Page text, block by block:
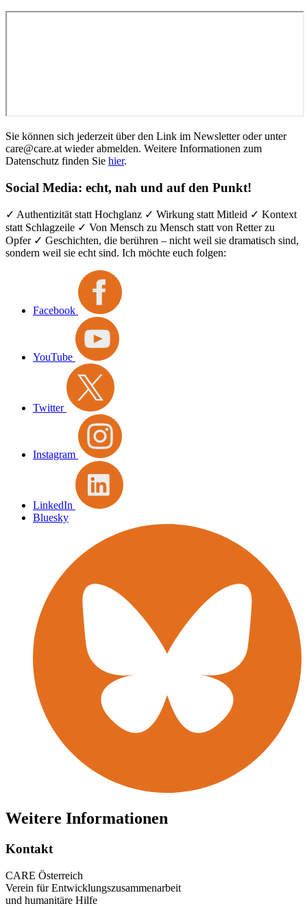
Sie können sich jederzeit über den Link im Newsletter oder unter
care@care.at wieder abmelden. Weitere Informationen zum
Datenschutz finden Sie hier.
Social Media: echt, nah und auf den Punkt!
✓ Authentizität statt Hochglanz ✓ Wirkung statt Mitleid ✓ Kontext
statt Schlagzeile ✓ Von Mensch zu Mensch statt von Retter zu
Opfer ✓ Geschichten, die berühren – nicht weil sie dramatisch sind,
sondern weil sie echt sind. Ich möchte euch folgen:
Facebook
YouTube
Twitter
Instagram
LinkedIn
Bluesky
Weitere Informationen
Kontakt
CARE Österreich
Verein für Entwicklungszusammenarbeit
und humanitäre Hilfe